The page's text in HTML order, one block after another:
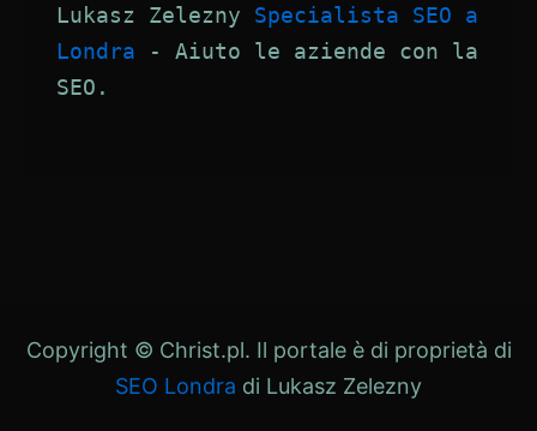
Lukasz Zelezny Specialista SEO a
Londra - Aiuto le aziende con la
SEO.
Copyright © Christ.pl. Il portale è di proprietà di
SEO Londra di Lukasz Zelezny